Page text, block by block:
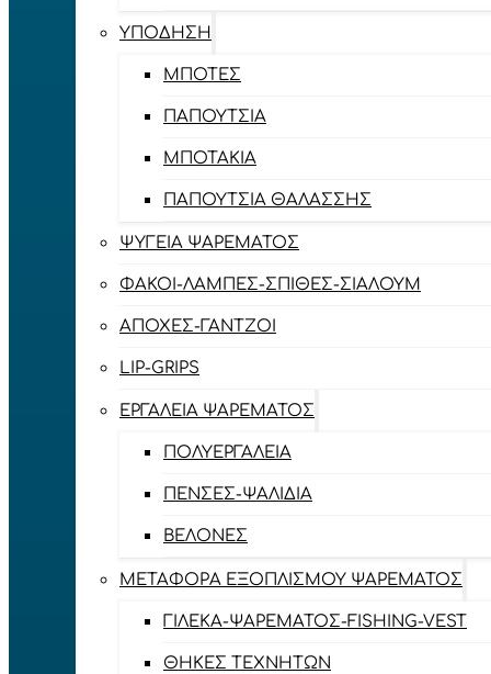
ΥΠΌΔΗΣΗ
ΜΠΌΤΕΣ
ΠΑΠΟΎΤΣΙΑ
ΜΠΟΤΆΚΙΑ
ΠΑΠΟΎΤΣΙΑ ΘΑΛΆΣΣΗΣ
ΨΥΓΕΊΑ ΨΑΡΈΜΑΤΟΣ
ΦΑΚΟΊ-ΛΆΜΠΕΣ-ΣΠΊΘΕΣ-ΣΊΑΛΟΥΜ
ΑΠΌΧΕΣ-ΓΆΝΤΖΟΙ
LIP-GRIPS
EΡΓΑΛΕΊΑ ΨΑΡΈΜΑΤΟΣ
ΠΟΛΥΕΡΓΑΛΕΊΑ
ΠΈΝΣΕΣ-ΨΑΛΊΔΙΑ
ΒΕΛΌΝΕΣ
ΜΕΤΑΦΟΡΆ ΕΞΟΠΛΙΣΜΟΎ ΨΑΡΈΜΑΤΟΣ
ΓΙΛΈΚΑ-ΨΑΡΈΜΑΤΟΣ-FISHING-VEST
ΘΉΚΕΣ ΤΕΧΝΗΤΏΝ